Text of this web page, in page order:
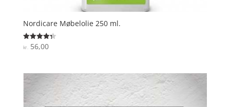
Nordicare Møbelolie 250 ml.
Vurderet
4.3
kr.56,00